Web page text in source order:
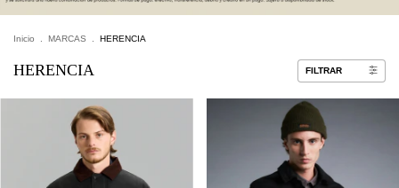
Inicio MARCAS HERENCIA
HERENCIA FILTRAR